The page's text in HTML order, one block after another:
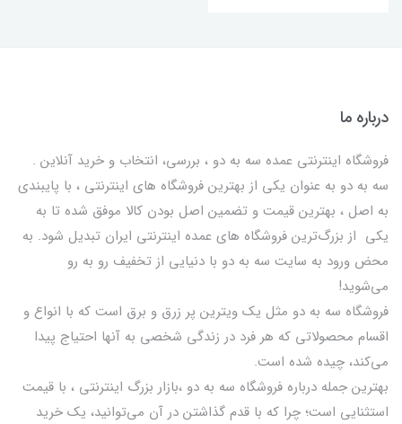
درباره ما
فروشگاه اینترنتی عمده سه به دو ، بررسی، انتخاب و خرید آنلاین .
سه به دو به عنوان یکی از بهترين فروشگاه های اینترنتی ، با پایبندی
به اصل ، بهترين قيمت و تضمین اصل‌ بودن کالا موفق شده تا به
يكي از بزرگ‌ترين فروشگاه هاي عمده اینترنتی ایران تبدیل شود. به
محض ورود به سایت سه به دو با دنیایی از تخفيف رو به رو
می‌شوید!
فروشگاه سه به دو مثل یک ویترین پر زرق و برق است که با انواع و
اقسام محصولاتی که هر فرد در زندگی شخصی به آنها احتیاج پیدا
می‌کند، چیده شده است.
بهترين جمله درباره فروشگاه سه به دو ،بازار بزرگ اینترنتی ، با قيمت
استثنايي است؛ چرا که با قدم گذاشتن در آن می‌توانید، یک خرید